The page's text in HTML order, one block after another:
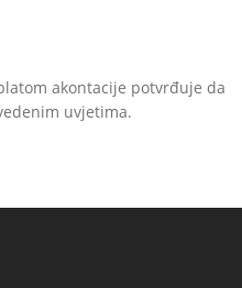
akontacije potvrđuje da
uvjetima.